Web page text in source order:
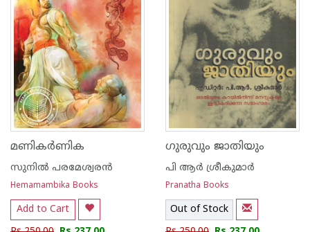
മണികർണിക
സുനില്‍ പരമേശ്വരന്‍
Hemamambika Books
Add to Cart
ഗുരുവും ജാതിയും
പി ആര്‍ ശ്രീകുമാര്‍
Pranatha Books
Out of Stock